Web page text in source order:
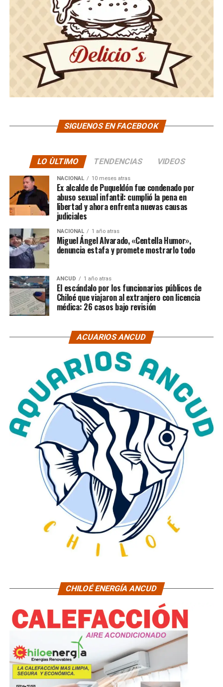
SIGUENOS EN FACEBOOK
LO ÙLTIMO TENDENCIAS VIDEOS
NACIONAL 10 meses atras
Ex alcalde de Puqueldón fue condenado por
abuso sexual infantil: cumplió la pena en
libertad y ahora enfrenta nuevas causas
judiciales
NACIONAL 1 año atras
Miguel Ángel Alvarado, «Centella Humor»,
denuncia estafa y promete mostrarlo todo
ANCUD 1 año atras
El escándalo por los funcionarios públicos de
Chiloé que viajaron al extranjero con licencia
médica: 26 casos bajo revisión
ACUARIOS ANCUD
CHILOÉ ENERGÍA ANCUD